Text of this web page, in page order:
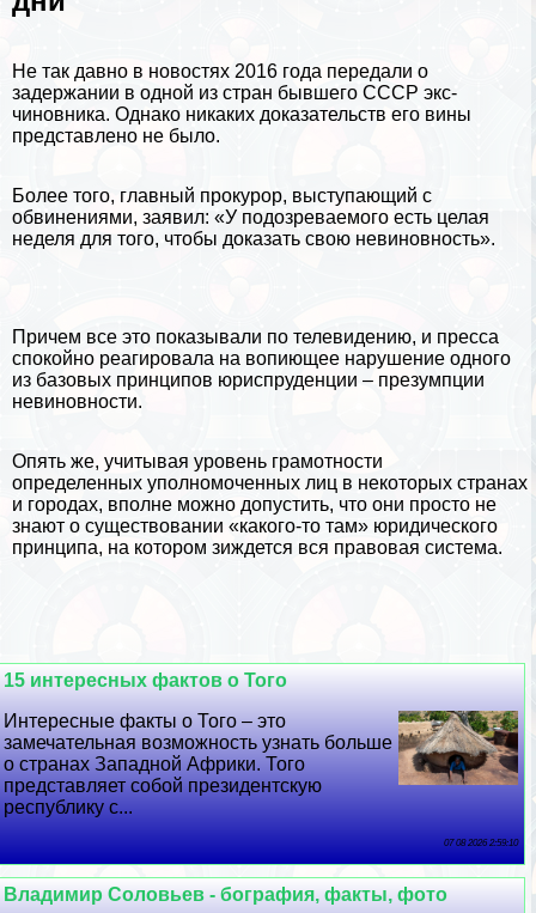
Не так давно в новостях 2016 года передали о
задержании в одной из стран бывшего СССР экс-
чиновника. Однако никаких доказательств его вины
представлено не было.
Более того, главный прокурор, выступающий с
обвинениями, заявил: «У подозреваемого есть целая
неделя для того, чтобы доказать свою невиновность».
Причем все это показывали по телевидению, и пресса
спокойно реагировала на вопиющее нарушение одного
из базовых принципов юриспруденции – презумпции
невиновности.
Опять же, учитывая уровень грамотности
определенных уполномоченных лиц в некоторых странах
и городах, вполне можно допустить, что они просто не
знают о существовании «какого-то там» юридического
принципа, на котором зиждется вся правовая система.
15 интересных фактов о Того
Интересные факты о Того – это
замечательная возможность узнать больше
о странах Западной Африки. Того
представляет собой президентскую
республику с...
07 08 2026 2:59:10
Владимир Соловьев - бография, факты, фото